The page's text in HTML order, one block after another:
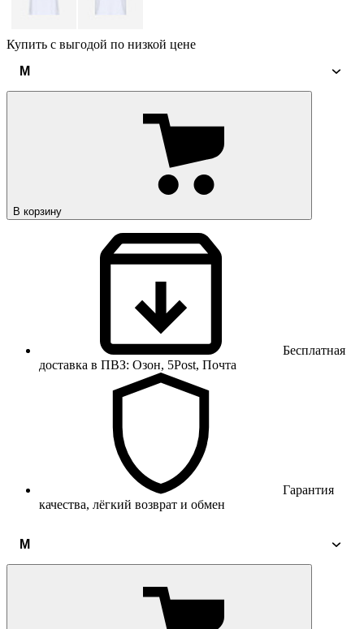
Купить с выгодой по низкой цене
M
В корзину
Бесплатная
доставка в ПВЗ: Озон, 5Post, Почта
Гарантия
качества, лёгкий возврат и обмен
M